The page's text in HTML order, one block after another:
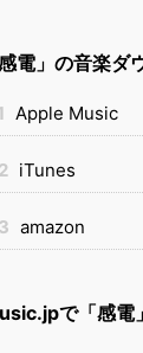
電」の音楽ダ
Apple Music
iTunes
amazon
で「感電